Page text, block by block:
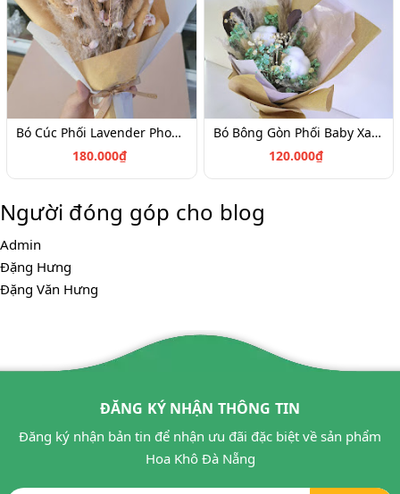
Bó Cúc Phối Lavender Phong Cách Cổ Điển Hoang Dã
180.000₫
Bó Bông Gòn Phối Baby Xanh
120.000₫
Người đóng góp cho blog
Admin
Đặng Hưng
Đặng Văn Hưng
ĐĂNG KÝ NHẬN THÔNG TIN
Đăng ký nhận bản tin để nhận ưu đãi đặc biệt về sản phẩm
Hoa Khô Đà Nẵng